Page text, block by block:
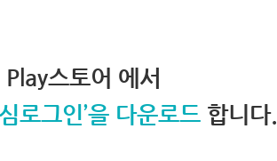
스토어 에서
로그인’을 다운로드 합니다.